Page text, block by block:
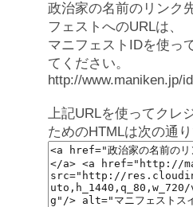
政治家の名前のリンク
フェストへのURLは、
マニフェストIDを使っ
てください。
http://www.maniken.jp/
上記URLを使ってクレ
ためのHTMLは次の通り